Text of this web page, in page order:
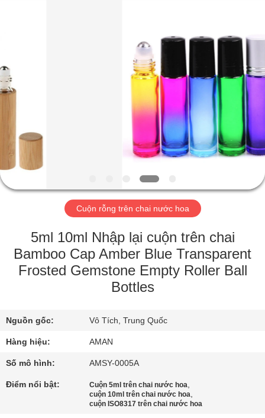
TRANG
CHỦ
SẢN
PHẨM
VIDEO
CHƯƠNG
TRÌNH
VR
CHÚNG
TÔI
CHUYẾN
ECER
Cuộn rỗng trên chai nước hoa
5ml 10ml Nhập lại cuộn trên chai
Bamboo Cap Amber Blue Transparent
Frosted Gemstone Empty Roller Ball
Bottles
Nguồn gốc: Vô Tích, Trung Quốc
Hàng hiệu: AMAN
Số mô hình: AMSY-0005A
Điểm nổi bật: Cuộn 5ml trên chai nước hoa,
cuộn 10ml trên chai nước hoa,
cuộn ISO8317 trên chai nước hoa